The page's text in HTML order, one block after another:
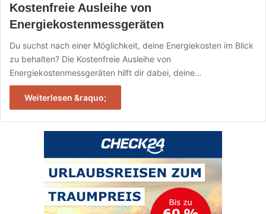
Kostenfreie Ausleihe von
Energiekostenmessgeräten
Du suchst nach einer Möglichkeit, deine Energiekosten im Blick
zu behalten? Die Kostenfreie Ausleihe von
Energiekostenmessgeräten hilft dir dabei, deine…
Weiterlesen &raquo;